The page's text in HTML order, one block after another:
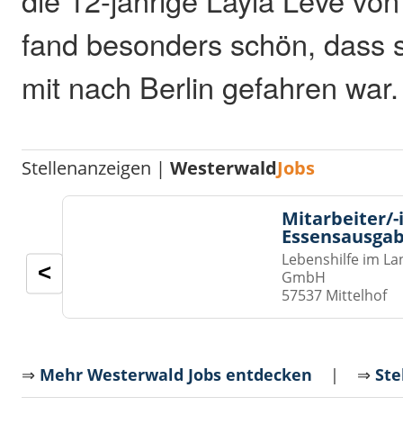
fand besonders schön, dass
mit nach Berlin gefahren war.
Stellenanzeigen |WesterwaldJobs
Lebenshilfe im
GmbH
57537 Mittelhof
<
⇒ Mehr Westerwald Jobs entdecken | ⇒